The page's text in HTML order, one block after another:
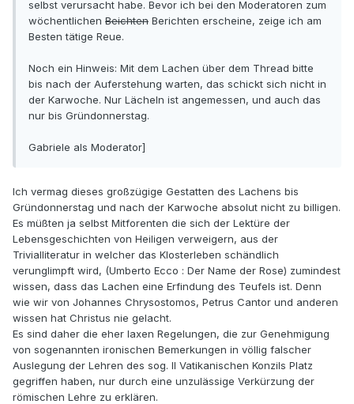
selbst verursacht habe. Bevor ich bei den Moderatoren zum
wöchentlichen Beichten Berichten erscheine, zeige ich am
Besten tätige Reue.
Noch ein Hinweis: Mit dem Lachen über dem Thread bitte
bis nach der Auferstehung warten, das schickt sich nicht in
der Karwoche. Nur Lächeln ist angemessen, und auch das
nur bis Gründonnerstag.
Gabriele als Moderator]
Ich vermag dieses großzügige Gestatten des Lachens bis
Gründonnerstag und nach der Karwoche absolut nicht zu billigen.
Es müßten ja selbst Mitforenten die sich der Lektüre der
Lebensgeschichten von Heiligen verweigern, aus der
Trivialliteratur in welcher das Klosterleben schändlich
verunglimpft wird, (Umberto Ecco : Der Name der Rose) zumindest
wissen, dass das Lachen eine Erfindung des Teufels ist. Denn
wie wir von Johannes Chrysostomos, Petrus Cantor und anderen
wissen hat Christus nie gelacht.
Es sind daher die eher laxen Regelungen, die zur Genehmigung
von sogenannten ironischen Bemerkungen in völlig falscher
Auslegung der Lehren des sog. II Vatikanischen Konzils Platz
gegriffen haben, nur durch eine unzulässige Verkürzung der
römischen Lehre zu erklären.